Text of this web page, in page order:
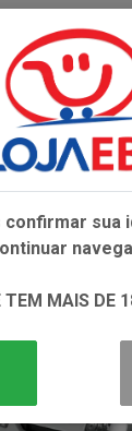
sua
TEM MAIS DE